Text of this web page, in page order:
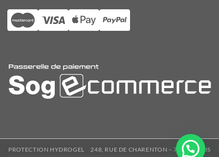
PROTECTION HYDROGEL 248, RUE DE CHARENTON – 75012 PARIS